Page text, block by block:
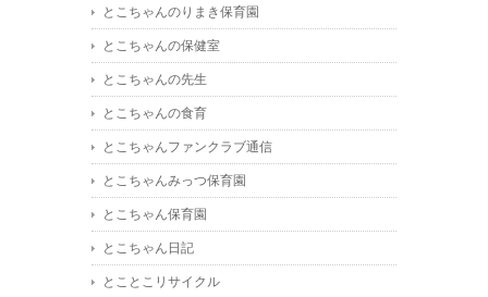
とこちゃんのりまき保育園
とこちゃんの保健室
とこちゃんの先生
とこちゃんの食育
とこちゃんファンクラブ通信
とこちゃんみっつ保育園
とこちゃん保育園
とこちゃん日記
とことこリサイクル